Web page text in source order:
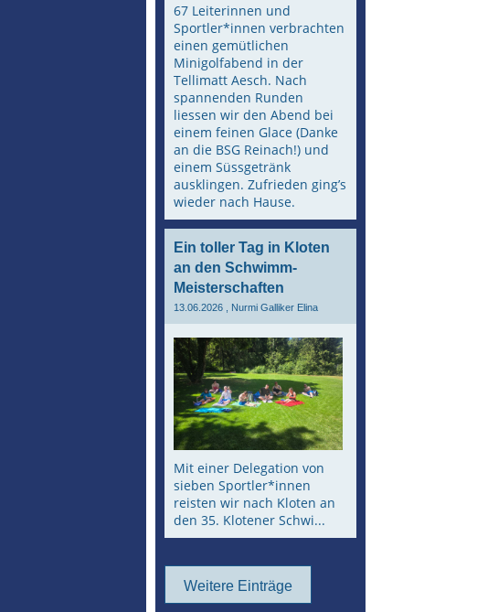
67 Leiterinnen und
Sportler*innen verbrachten
einen gemütlichen
Minigolfabend in der
Tellimatt Aesch. Nach
spannenden Runden
liessen wir den Abend bei
einem feinen Glace (Danke
an die BSG Reinach!) und
einem Süssgetränk
ausklingen. Zufrieden ging’s
wieder nach Hause.
Ein toller Tag in Kloten
an den Schwimm-
Meisterschaften
13.06.2026 , Nurmi Galliker Elina
Mit einer Delegation von
sieben Sportler*innen
reisten wir nach Kloten an
den 35. Klotener Schwi...
Weitere Einträge